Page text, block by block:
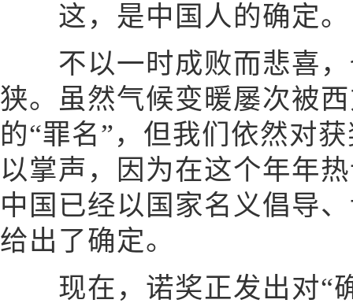
这，是中国人的确定。
不以一时成败而悲喜，
狭。虽然气候变暖屡次被
的“罪名”，但我们依然对
以掌声，因为在这个年年
中国已经以国家名义倡导
给出了确定。
现在，诺奖正发出对“